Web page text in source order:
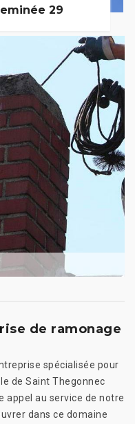
29
de ramonage
spécialisée pour
de Saint Thegonnec
appel au service de notre
dans ce domaine